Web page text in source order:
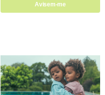
Avisem-me